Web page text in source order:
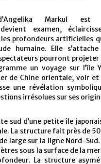
Markul est
devient examen,
profondeurs artificielles
humaine. Elle
pourront
un voyage sur l’île
de Chine orientale, voir
une révélation
irrésolues sur ses
sud d’une petite île
La structure fait près de
large sur la ligne Nord-Sud.
sous la surface de la
La structure